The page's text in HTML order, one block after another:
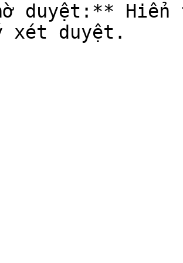
duyệt:** Hiển
xét duyệt.